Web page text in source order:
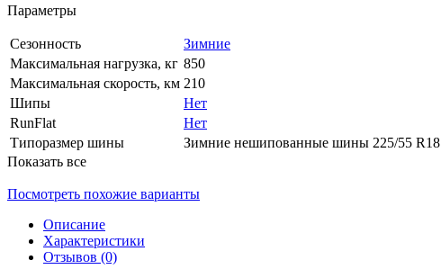
Параметры
Сезонность
Зимние
Максимальная нагрузка, кг 850
Максимальная скорость, км 210
Шипы
Нет
RunFlat
Нет
Типоразмер шины
Зимние нешипованные шины 225/55 R18
Показать все
Посмотреть похожие варианты
Описание
Характеристики
Отзывов (0)